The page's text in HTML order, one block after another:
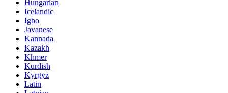
Hungarian
Icelandic
Igbo
Javanese
Kannada
Kazakh
Khmer
Kurdish
Kyrgyz
Latin